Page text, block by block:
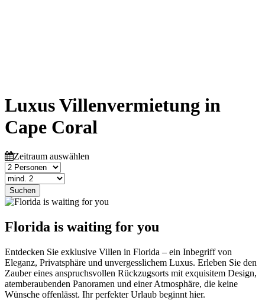
Luxus Villenvermietung in
Cape Coral
Zeitraum auswählen
Suchen
Florida is waiting for you
Entdecken Sie exklusive Villen in Florida – ein Inbegriff von
Eleganz, Privatsphäre und unvergesslichem Luxus. Erleben Sie den
Zauber eines anspruchsvollen Rückzugsorts mit exquisitem Design,
atemberaubenden Panoramen und einer Atmosphäre, die keine
Wünsche offenlässt. Ihr perfekter Urlaub beginnt hier.